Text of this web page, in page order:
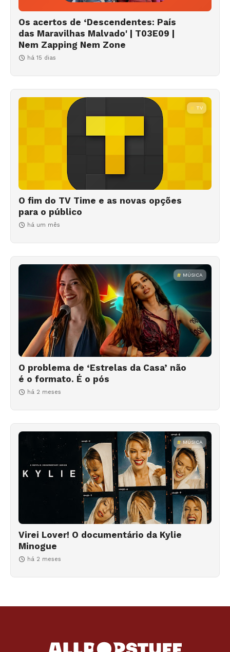
Os acertos de ‘Descendentes: País
das Maravilhas Malvado' | T03E09 |
Nem Zapping Nem Zone
há 15 dias
TV
O fim do TV Time e as novas opções
para o público
há um mês
MÚSICA
O problema de ‘Estrelas da Casa’ não
é o formato. É o pós
há 2 meses
MÚSICA
Virei Lover! O documentário da Kylie
Minogue
há 2 meses